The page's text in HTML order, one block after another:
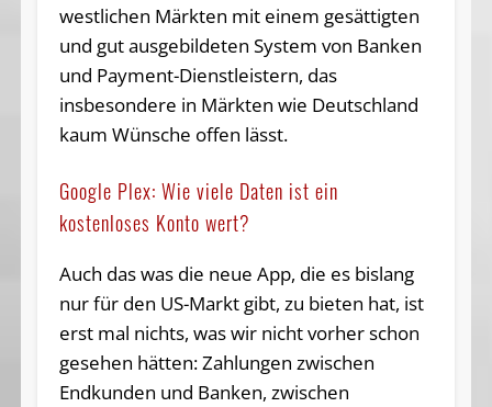
westlichen Märkten mit einem gesättigten
und gut ausgebildeten System von Banken
und Payment-Dienstleistern, das
insbesondere in Märkten wie Deutschland
kaum Wünsche offen lässt.
Google Plex: Wie viele Daten ist ein
kostenloses Konto wert?
Auch das was die neue App, die es bislang
nur für den US-Markt gibt, zu bieten hat, ist
erst mal nichts, was wir nicht vorher schon
gesehen hätten: Zahlungen zwischen
Endkunden und Banken, zwischen